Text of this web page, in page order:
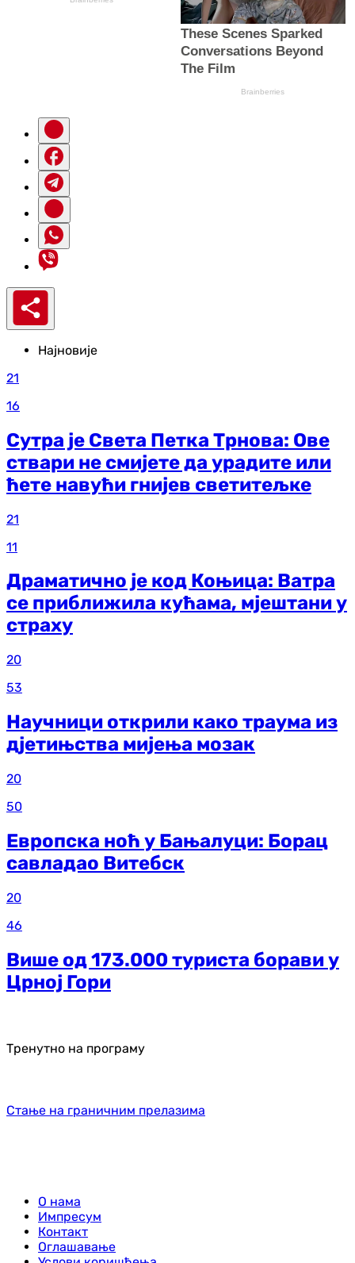
Најновије
21
16
Сутра је Света Петка Трнова: Ове
ствари не смијете да урадите или
ћете навући гнијев светитељке
21
11
Драматично је код Коњица: Ватра
се приближила кућама, мјештани у
страху
20
53
Научници открили како траума из
д‌јетињства мијења мозак
20
50
Европска ноћ у Бањалуци: Борац
савладао Витебск
20
46
Више од 173.000 туриста борави у
Црној Гори
Тренутно на програму
Стање на граничним прелазима
О нама
Импресум
Контакт
Оглашавање